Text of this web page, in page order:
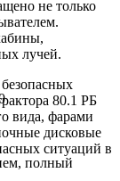
не только
лучей.
80.1 РБ
вида, фарами
дисковые
ситуаций в
полный